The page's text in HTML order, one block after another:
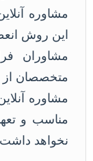
مشاوره
این روش
مشاوران
متخصصان از
مشاوره
مناسب و
نخواهد